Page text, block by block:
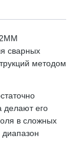
2ММ
сварных
методом
делают его
в сложных